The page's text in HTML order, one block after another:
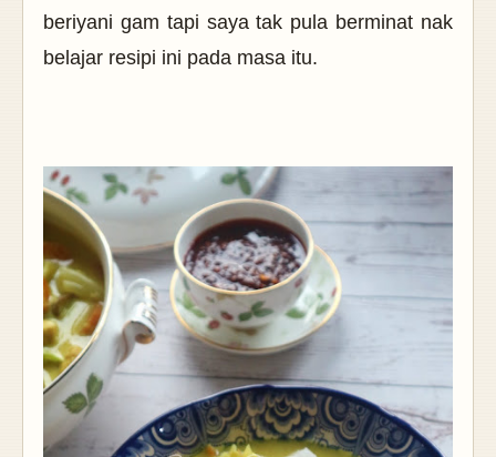
beriyani gam tapi saya tak pula berminat nak
belajar resipi ini pada masa itu.